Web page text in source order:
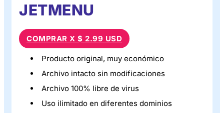
JETMENU
COMPRAR X $ 2.99 USD
Producto original, muy económico
Archivo intacto sin modificaciones
Archivo 100% libre de virus
Uso ilimitado en diferentes dominios